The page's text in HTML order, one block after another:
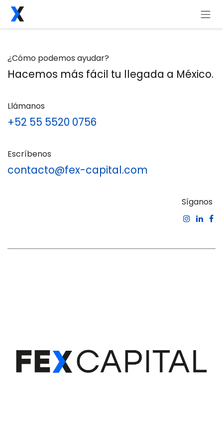
Ir al contenido
¿Cómo podemos ayudar?
Hacemos más fácil tu llegada a México.
Llámanos
+52 55 5520 0756
Escríbenos
contacto@fex-capital.com
Síganos